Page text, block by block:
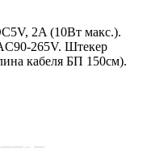
2A (10Вт макс.).
265V. Штекер
кабеля БП 150см).